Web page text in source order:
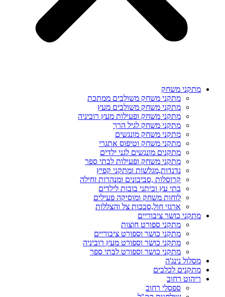
מתקני משחק
מתקני משחק משולבים ממתכת
מתקני משחק משולבים מעץ
מתקני משחק ופעילות מעץ רוביניה
מתקני משחק לגיל הרך
מתקני משחק מונגשים
מתקני משחק וטיפוס אתגרי
מתקנים מונגשים לגני ילדים
מתקני משחק ופעילות לבתי ספר
נדנדות,מגלשות ומתקני קפיץ
קרוסלות ,סביבונים ומנהרות זחילה
בתי עץ וביתני בובות לילדים
לוחות משחק ומוסיקה פעילים
ארגזי חול,סככות צל והצללות
מתקני כושר ציבוריים
מתקני ספורט חוצות
מתקני כושר וספורט ציבוריים
מתקני כושר וספורט מעץ רוביניה
מתקני כושר וספורט לבתי ספר
מסלול נינג'ה
מתקנים לכלבים
ריהוט רחוב
ספסלי רחוב